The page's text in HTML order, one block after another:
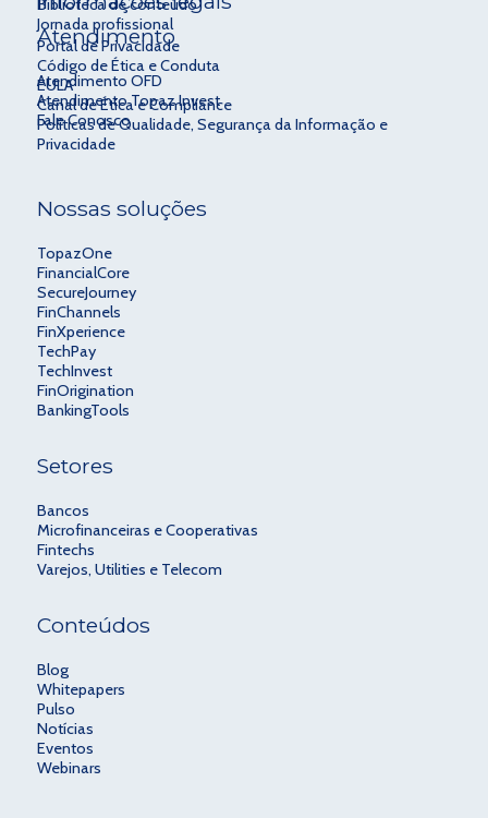
Biblioteca de conteúdo
Jornada profissional
Atendimento
Atendimento OFD
Atendimento Topaz Invest
Fale Conosco
Portal de Privacidade
Código de Ética e Conduta
EULA
Canal de Ética e Compliance
Políticas de Qualidade, Segurança da Informação e
Privacidade
Nossas soluções
TopazOne
FinancialCore
SecureJourney
FinChannels
FinXperience
TechPay
TechInvest
FinOrigination
BankingTools
Setores
Bancos
Microfinanceiras e Cooperativas
Fintechs
Varejos, Utilities e Telecom
Conteúdos
Blog
Whitepapers
Pulso
Notícias
Eventos
Webinars